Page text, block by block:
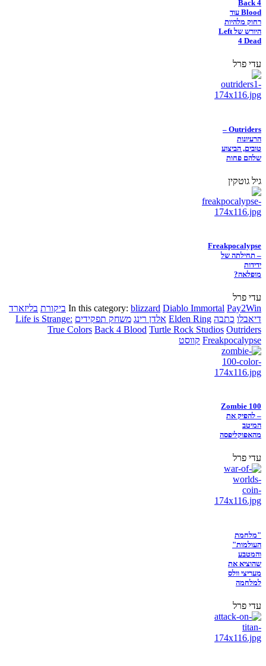
Back 4
Blood עוד
רחוק מלהיות
היורש של Left
4 Dead
עדי פרל
Outriders –
הרעיונות
טובים, הביצוע
שלהם פחות
גיל גוטקין
Freakpocalypse
– תחילתה של
ידידות
מופלאה?
עדי פרל
In this category: blizzard Diablo Immortal Pay2Win ביקורת בליזארד
דיאבלו כתבה Elden Ring אלדן רינג משחק תפקידים Life is Strange:
True Colors Back 4 Blood Turtle Rock Studios Outriders
Freakpocalypse קווסט
Zombie 100
– להפיק את
המיטב
מהאפוקליפסה
עדי פרל
"מלחמת
העולמות"
והמטבע
שהוציא את
מעריצי וולס
למלחמה
עדי פרל